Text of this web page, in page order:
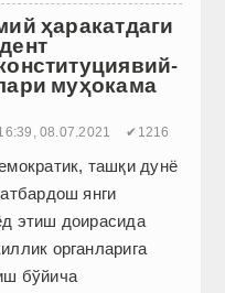
ҳаракатдаги
муҳокама
08.07.2021 ✔1216
ташқи дунё
янги
этиш доирасида
органларига
бўйича